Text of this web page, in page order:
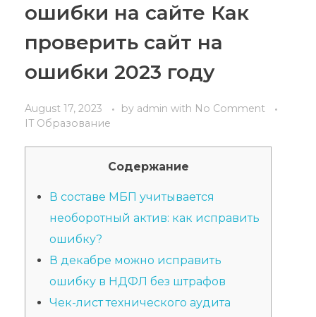
ошибки на сайте Как
проверить сайт на
ошибки 2023 году
August 17, 2023 by admin with No Comment
IT Образование
Содержание
В составе МБП учитывается
необоротный актив: как исправить
ошибку?
В декабре можно исправить
ошибку в НДФЛ без штрафов
Чек-лист технического аудита